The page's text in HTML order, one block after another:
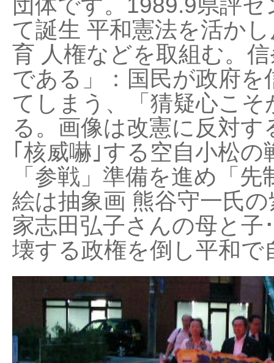
団体です。1989.9県評
て誕生 平和憲法を活か
育 人権などを取組む。
である」：国民が政府
てしまう、「猜疑心こ
る。画像は改憲に反対
｢核威嚇｣する空自小松
「参戦」準備を進め「
絵は抽象画 熊谷守一氏
家志田弘子さんの母と子
壊する政権を倒し平和